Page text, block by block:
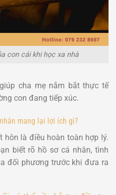
con cái khi học xa nhà
cha mẹ nắm bắt thực tế
con đang tiếp xúc.
mang lại lợi ích gì?
hôn là điều hoàn toàn hợp lý.
biết rõ hồ sơ cá nhân, tình
đối phương trước khi đưa ra